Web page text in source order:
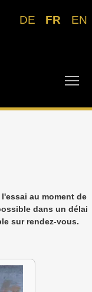
DE FR EN
au moment de
dans un délai
sur rendez-vous.